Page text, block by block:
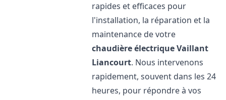
rapides et efficaces pour
l'installation, la réparation et la
maintenance de votre
chaudière électrique Vaillant
Liancourt. Nous intervenons
rapidement, souvent dans les 24
heures, pour répondre à vos